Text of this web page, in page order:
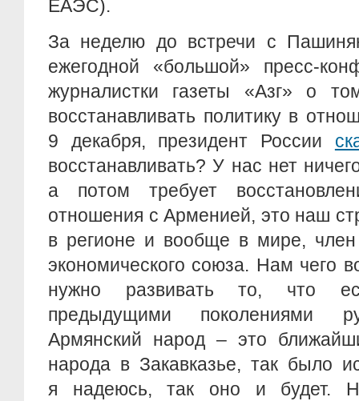
ЕАЭС).
За неделю до встречи с
ежегодной «большой» пресс-
журналистки газеты «Азг» о
восстанавливать политику в
9 декабря, президент России
восстанавливать? У нас нет
а потом требует
отношения с Арменией, это наш
в регионе и вообще в мире,
экономического союза. Нам чего
нужно развивать то, что
предыдущими поколениями
Армянский народ – это
народа в Закавказье, так было
я надеюсь, так оно и будет.